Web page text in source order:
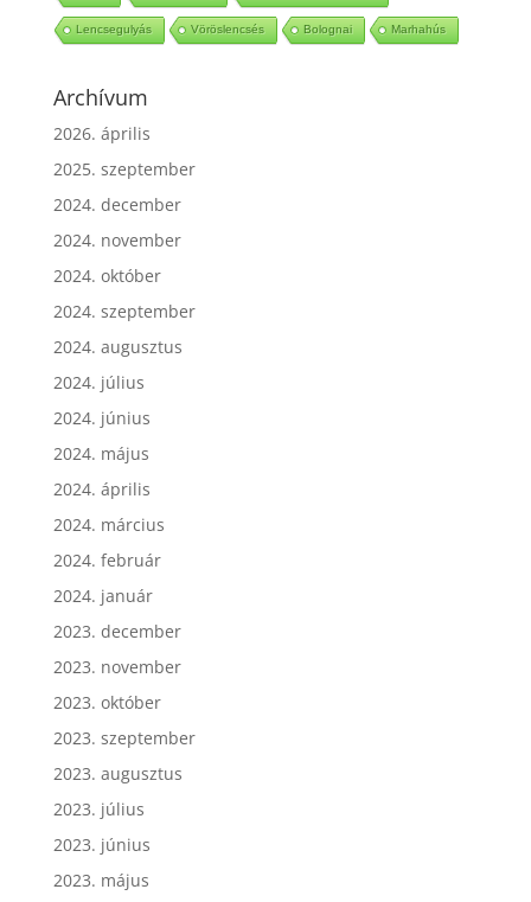
Lencsegulyás Vöröslencsés Bolognai Marhahús
Archívum
2026. április
2025. szeptember
2024. december
2024. november
2024. október
2024. szeptember
2024. augusztus
2024. július
2024. június
2024. május
2024. április
2024. március
2024. február
2024. január
2023. december
2023. november
2023. október
2023. szeptember
2023. augusztus
2023. július
2023. június
2023. május